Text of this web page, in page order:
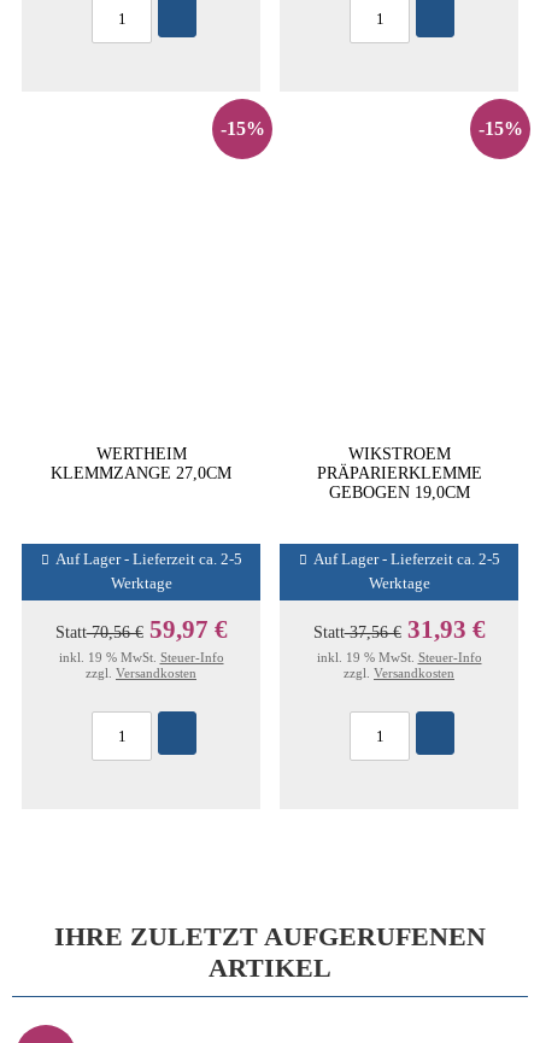
-15%
WERTHEIM
KLEMMZANGE 27,0CM
Auf Lager - Lieferzeit ca. 2-5
Werktage
Statt70,56 € 59,97 €
inkl. 19 % MwSt. Steuer-Info
zzgl. Versandkosten
-15%
WIKSTROEM
PRÄPARIERKLEMME
GEBOGEN 19,0CM
Auf Lager - Lieferzeit ca. 2-5
Werktage
Statt37,56 € 31,93 €
inkl. 19 % MwSt. Steuer-Info
zzgl. Versandkosten
IHRE ZULETZT AUFGERUFENEN
ARTIKEL